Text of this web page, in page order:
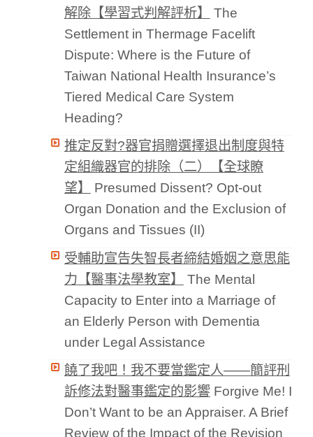
解除【學習式判解評析】
The
Settlement in Thermage Facelift
Dispute: Where is the Future of
Taiwan National Health Insurance’s
Tiered Medical Care System
Heading?
推定反對?器官捐贈選擇退出制度與特
定組織器官的排除（二）【全球瞭
望】
Presumed Dissent? Opt-out
Organ Donation and the Exclusion of
Organs and Tissues (II)
受輔助宣告失智長者締結婚姻之意思能
力【醫事法學教室】
The Mental
Capacity to Enter into a Marriage of
an Elderly Person with Dementia
under Legal Assistance
饒了我吧！我不要當鑑定人——簡評刑
訴修法對醫事鑑定的影響Forgive Me! I
Don’t Want to be an Appraiser. A Brief
Review of the Impact of the Revision